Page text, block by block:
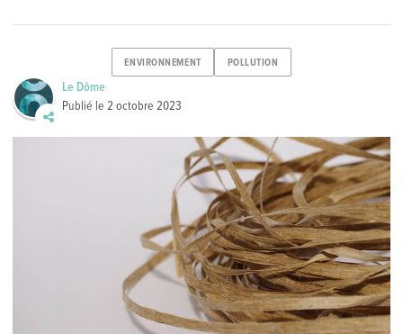
ENVIRONNEMENT POLLUTION
Le Dôme
Publié le2 octobre 2023